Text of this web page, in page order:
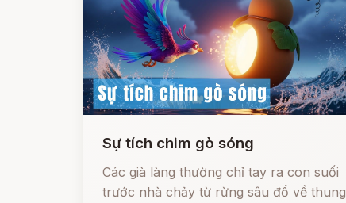
Sự tích chim gò sóng
Các già làng thường chỉ tay ra con suối
trước nhà chảy từ rừng sâu đổ về thung